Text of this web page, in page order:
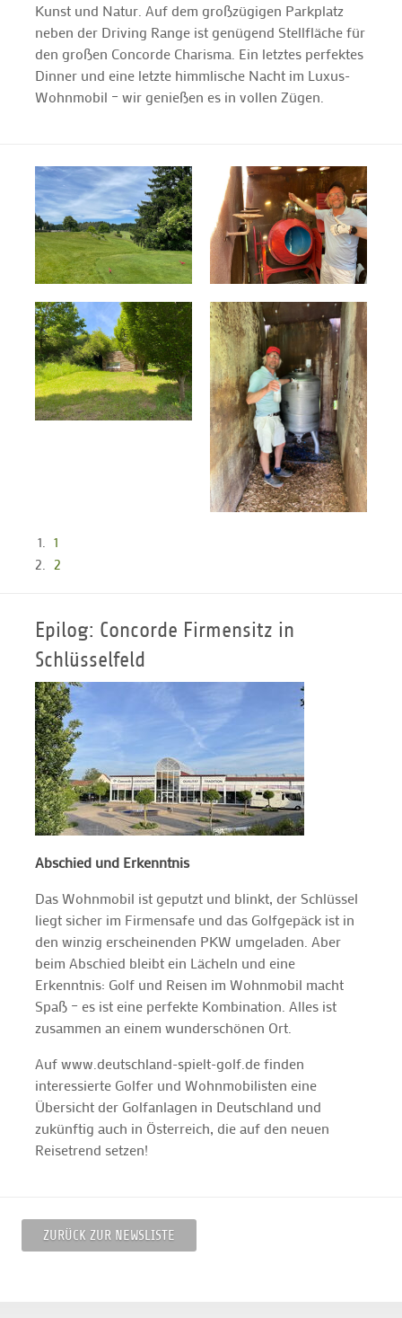
Kunst und Natur. Auf dem großzügigen Parkplatz
neben der Driving Range ist genügend Stellfläche für
den großen Concorde Charisma. Ein letztes perfektes
Dinner und eine letzte himmlische Nacht im Luxus-
Wohnmobil – wir genießen es in vollen Zügen.
1
2
Epilog: Concorde Firmensitz in
Schlüsselfeld
Abschied und Erkenntnis
Das Wohnmobil ist geputzt und blinkt, der Schlüssel
liegt sicher im Firmensafe und das Golfgepäck ist in
den winzig erscheinenden PKW umgeladen. Aber
beim Abschied bleibt ein Lächeln und eine
Erkenntnis: Golf und Reisen im Wohnmobil macht
Spaß – es ist eine perfekte Kombination. Alles ist
zusammen an einem wunderschönen Ort.
Auf www.deutschland-spielt-golf.de finden
interessierte Golfer und Wohnmobilisten eine
Übersicht der Golfanlagen in Deutschland und
zukünftig auch in Österreich, die auf den neuen
Reisetrend setzen!
ZURÜCK ZUR NEWSLISTE